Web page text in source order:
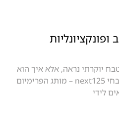
יוקרתי נראה, אלא איך הוא
מרגיש ואיך הוא מתפקד. מטבחי next125 – מותג הפרימיום